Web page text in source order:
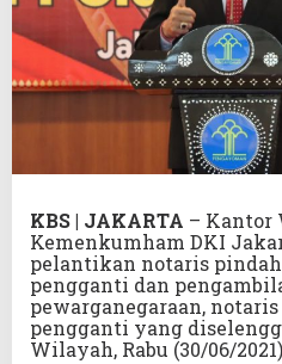
KBS | JAKARTA – Kantor
Kemenkumham DKI
pelantikan notaris
pengganti dan
pewarganegaraan,
pengganti yang
Wilayah, Rabu (30/06/